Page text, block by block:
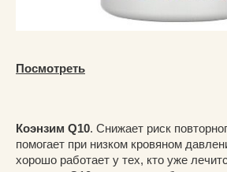
Посмотреть
Коэнзим Q10. Снижает риск
помогает при низком кровяном
хорошо работает у тех, кто уже